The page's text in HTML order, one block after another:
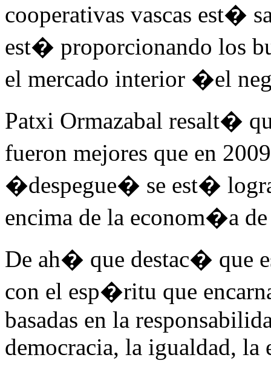
cooperativas vascas est�
est� proporcionando los
el mercado interior �el
Patxi Ormazabal resalt�
fueron mejores que en
�despegue� se est�
encima de la econom�a
De ah� que destac� que
con el esp�ritu que
basadas en la
democracia, la igualdad,